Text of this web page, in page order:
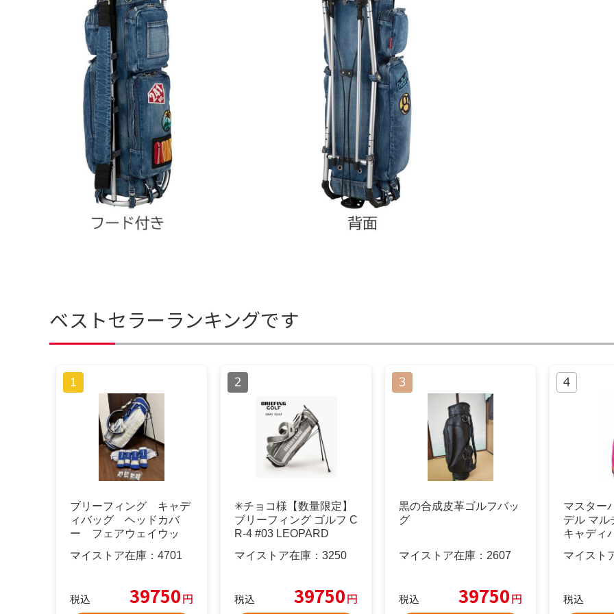
ベストセラーランキングです
ブリーフィング キャデ
ィバッグ ヘッドカバ
ー フェアウェイウッ
ド ユーティリティ
マイストア在庫： 4701
税込 39750円
✳︎チョコ様【数量限定】
ブリーフィング ゴルフ C
R-4 #03 LEOPARD
マイストア在庫： 3250
税込 39750円
黒の合成皮革ゴルフバッ
グ
マイストア在庫： 2607
税込 39750円
マスター
デル マル
キャディ
マイスト
税込